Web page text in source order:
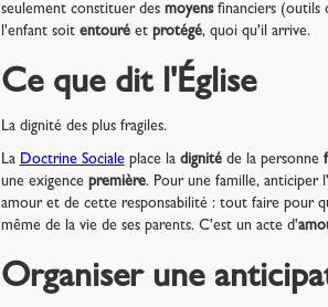
seulement constituer des moyensfinanciers (outils
l'enfant soit entouréet protégé, quoi qu'il arrive.
Ce que dit l'Église
La dignité des plus fragiles.
La Doctrine Socialeplace la dignitéde la personne
une exigence première. Pour une famille, anticiper
amour et de cette responsabilité : tout faire pour
même de la vie de ses parents. C'est un acte d'
Organiser une